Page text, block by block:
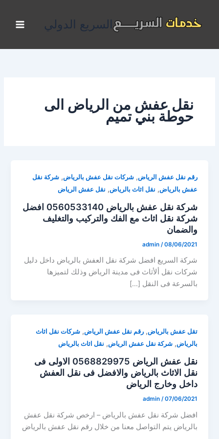
المحتوى
السريع الدولي
نقل عفش من الرياض الى
حوطة بني تميم
رقم نقل عفش الرياض,شركات نقل عفش بالرياض,شركة نقل
عفش بالرياض, نقل اثاث بالرياض, نقل عفش الرياض
شركة نقل عفش بالرياض 0560533140 افضل
شركة نقل اثاث مع الفك والتركيب والتغليف
والضمان
admin /08/06/2021
شركة السريع افضل شركة نقل العفش بالرياض داخل دليل
شركات نقل ألأثاث فى مدينة الرياض وذلك لتميزها
بالسرعة فى النقل […]
تقل عفش بالرياض,رقم نقل عفش الرياض,شركات نقل اثاث
بالرياض,شركة نقل عفش الرياض, نقل اثاث بالرياض
نقل عفش الرياض 0568829975 الاولى فى
نقل الاثاث بالرياض والافضل فى نقل العفش
داخل وخارج الرياض
admin /07/06/2021
افضل شركة نقل عفش بالرياض – ارخص شركة نقل عفش
بالرياض يتم التواصل معنا من خلال رقم نقل عفش بالرياض